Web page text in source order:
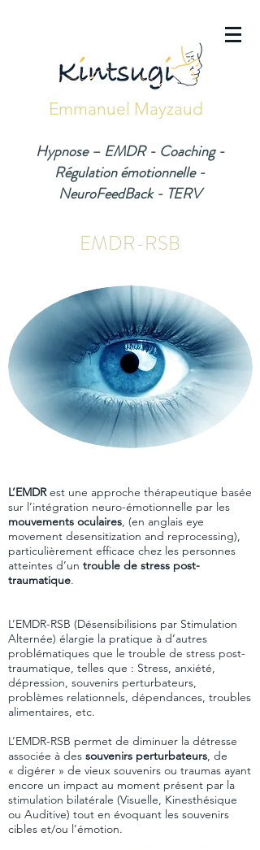
Emmanuel Mayzaud
Hypnose – EMDR - Coaching -
Régulation émotionnelle -
NeuroFeedBack - TERV
EMDR-RSB
L’EMDRest une approche thérapeutique basée
sur l’intégration neuro-émotionnelle par les
mouvements oculaires, (en anglais eye
movement desensitization and reprocessing),
particulièrement efficace chez les personnes
atteintes d’un trouble de stress post-
traumatique.
L’EMDR-RSB (Désensibilisions par Stimulation
Alternée) élargie la pratique à d’autres
problématiques que le trouble de stress post-
traumatique, telles que : Stress, anxiété,
dépression, souvenirs perturbateurs,
problèmes relationnels, dépendances, troubles
alimentaires, etc.
L’EMDR-RSB permet de diminuer la détresse
associée à des souvenirs perturbateurs, de
« digérer » de vieux souvenirs ou traumas ayant
encore un impact au moment présent par la
stimulation bilatérale (Visuelle, Kinesthésique
ou Auditive) tout en évoquant les souvenirs
cibles et/ou l’émotion.